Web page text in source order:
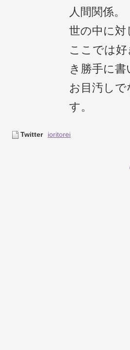
人間関係。
世の中に
ここでは
き勝手に
お目汚し
す。
Twitter ioritorei